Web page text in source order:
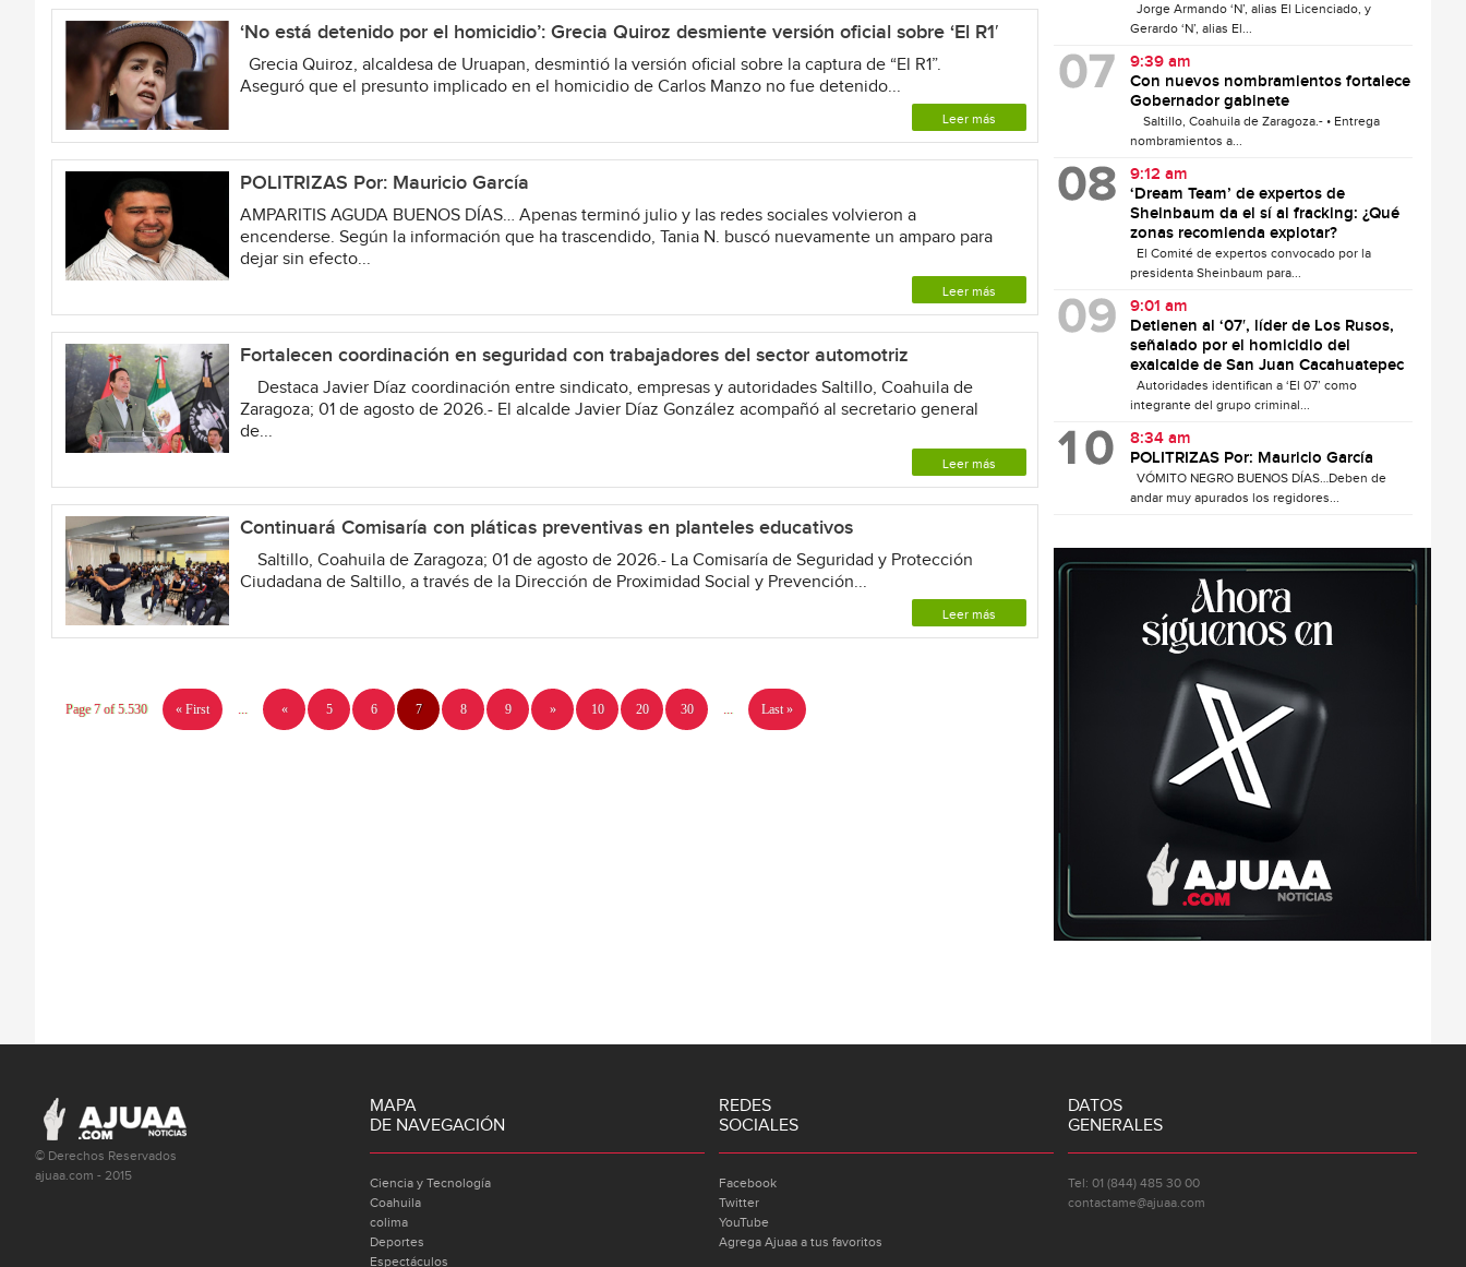
‘No está detenido por el homicidio’: Grecia Quiroz desmiente versión oficial sobre ‘El R1′
Grecia Quiroz, alcaldesa de Uruapan, desmintió la versión oficial sobre la captura de “El R1”.
Aseguró que el presunto implicado en el homicidio de Carlos Manzo no fue detenido...
Leer más
POLITRIZAS Por: Mauricio García
AMPARITIS AGUDA BUENOS DÍAS… Apenas terminó julio y las redes sociales volvieron a
encenderse. Según la información que ha trascendido, Tania N. buscó nuevamente un amparo para
dejar sin efecto...
Leer más
Fortalecen coordinación en seguridad con trabajadores del sector automotriz
Destaca Javier Díaz coordinación entre sindicato, empresas y autoridades Saltillo, Coahuila de
Zaragoza; 01 de agosto de 2026.- El alcalde Javier Díaz González acompañó al secretario general
de...
Leer más
Continuará Comisaría con pláticas preventivas en planteles educativos
Saltillo, Coahuila de Zaragoza; 01 de agosto de 2026.- La Comisaría de Seguridad y Protección
Ciudadana de Saltillo, a través de la Dirección de Proximidad Social y Prevención...
Leer más
Page 7 of 5.530 « First ... « 5 6 7 8 9 » 10 20 30 ... Last »
Jorge Armando ‘N’, alias El Licenciado, y
Gerardo ‘N’, alias El...
9:39 am
Con nuevos nombramientos fortalece
Gobernador gabinete
Saltillo, Coahuila de Zaragoza.- • Entrega
nombramientos a...
9:12 am
‘Dream Team’ de expertos de
Sheinbaum da el sí al fracking: ¿Qué
zonas recomienda explotar?
El Comité de expertos convocado por la
presidenta Sheinbaum para...
9:01 am
Detienen al ‘07′, líder de Los Rusos,
señalado por el homicidio del
exalcalde de San Juan Cacahuatepec
Autoridades identifican a ‘El 07’ como
integrante del grupo criminal...
8:34 am
POLITRIZAS Por: Mauricio García
VÓMITO NEGRO BUENOS DÍAS…Deben de
andar muy apurados los regidores...
© Derechos Reservados
ajuaa.com - 2015
MAPA
DE NAVEGACIÓN
Ciencia y Tecnología
Coahuila
colima
Deportes
Espectáculos
REDES
SOCIALES
Facebook
Twitter
YouTube
Agrega Ajuaa a tus favoritos
DATOS
GENERALES
Tel: 01 (844) 485 30 00
contactame@ajuaa.com